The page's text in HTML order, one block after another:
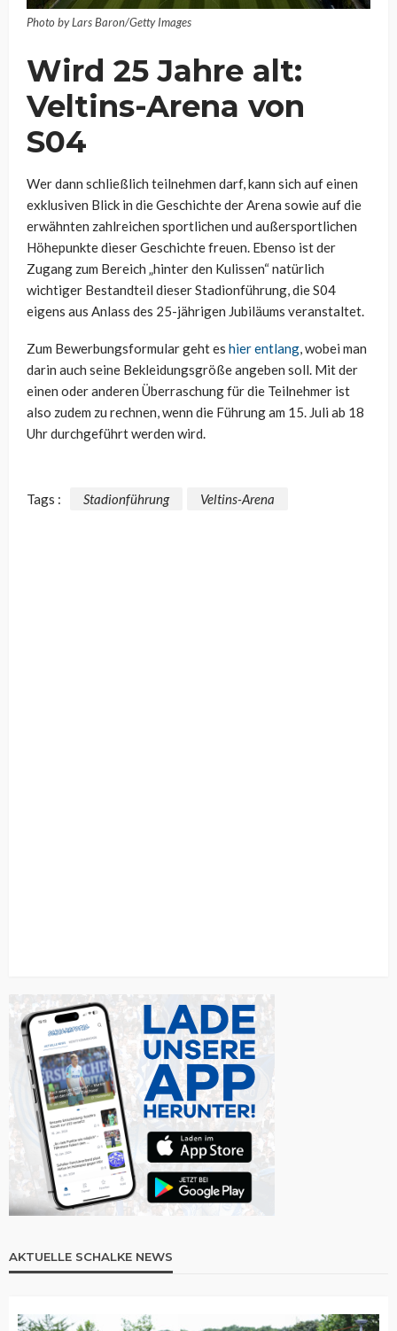
Photo by Lars Baron/Getty Images
Wird 25 Jahre alt:
Veltins-Arena von
S04
Wer dann schließlich teilnehmen darf, kann sich auf einen
exklusiven Blick in die Geschichte der Arena sowie auf die
erwähnten zahlreichen sportlichen und außersportlichen
Höhepunkte dieser Geschichte freuen. Ebenso ist der
Zugang zum Bereich „hinter den Kulissen“ natürlich
wichtiger Bestandteil dieser Stadionführung, die S04
eigens aus Anlass des 25-jährigen Jubiläums veranstaltet.
Zum Bewerbungsformular geht es hier entlang, wobei man
darin auch seine Bekleidungsgröße angeben soll. Mit der
einen oder anderen Überraschung für die Teilnehmer ist
also zudem zu rechnen, wenn die Führung am 15. Juli ab 18
Uhr durchgeführt werden wird.
Tags : Stadionführung Veltins-Arena
AKTUELLE SCHALKE NEWS